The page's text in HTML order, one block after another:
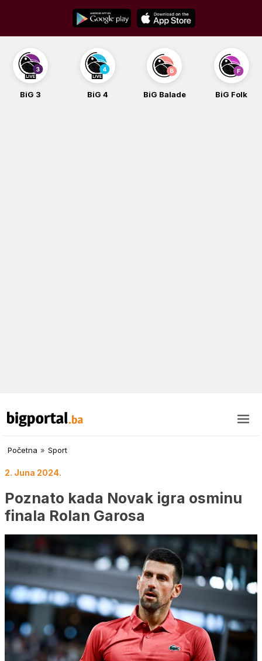
content
BiG 3 BiG 4 BiG Balade BiG Folk
Početna » Sport
2. Juna 2024.
Poznato kada Novak igra osminu
finala Rolan Garosa